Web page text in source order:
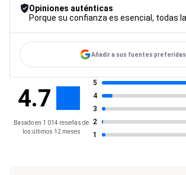
Opiniones auténticas
Añadir a sus fuentes preferidas
4.7
Basado en 1 014 reseñas de
los últimos 12 meses
5
4
3
2
1